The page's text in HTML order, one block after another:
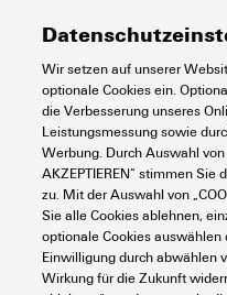
Best.-Nr.
GTIN (EAN)
Tiefe
Tiefe (inch)
Höhe
Höhe (inch)
Umweltanforderungen
RoHS-Konformitätsstatus
REACH SVHC
Technische Daten
Artikelbeschreibung
Kontaktbeschreibung
Wir setzen auf unserer
optionale Cookies ein.
die Verbesserung unseres
Leistungsmessung sowie
Werbung. Durch Auswahl von
AKZEPTIEREN“ stimmen Sie
zu. Mit der Auswahl von
Sie alle Cookies ablehnen,
optionale Cookies
Einwilligung durch abwählen
Wirkung für die Zukunft